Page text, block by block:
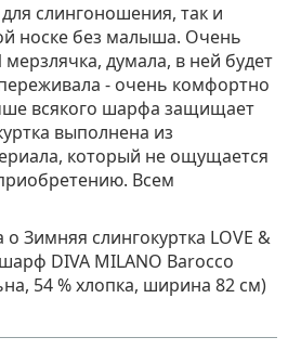
слингоношения, так и
носке без малыша. Очень
думала, в ней будет
- очень комфортно
всякого шарфа защищает
выполнена из
который не ощущается
Всем
о Зимняя слингокуртка LOVE &
DIVA MILANO Barocco
54 % хлопка, ширина 82 см)